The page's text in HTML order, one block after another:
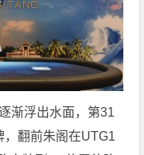
渐浮出水面，第31
翻前朱阁在UTG1